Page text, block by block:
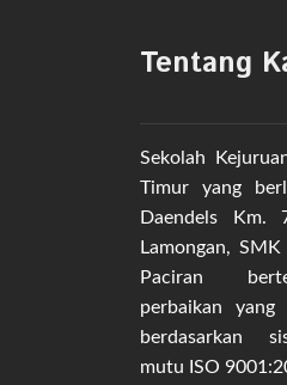
Tentang
Sekolah
Timur yang
Daendels Km.
Lamongan,
Paciran
perbaikan yang
berdasarkan
mutu ISO